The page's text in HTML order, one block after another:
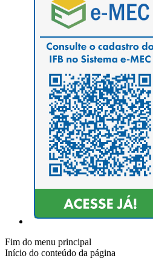
Fim do menu principal
Início do conteúdo da página